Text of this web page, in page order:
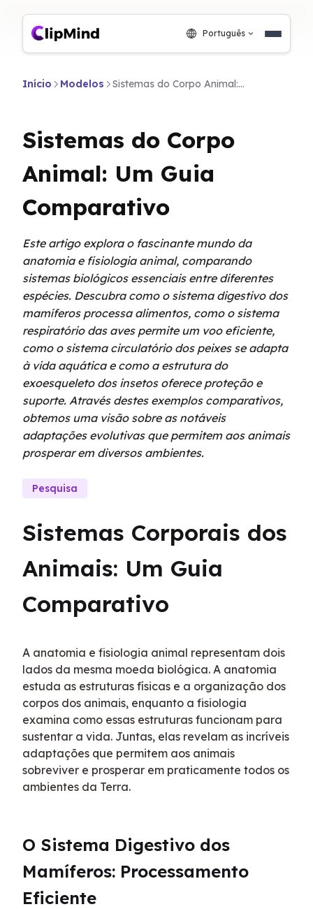
Português
Início Modelos Sistemas do Corpo Animal: Um Guia Comparativo
Sistemas do Corpo
Animal: Um Guia
Comparativo
Este artigo explora o fascinante mundo da
anatomia e fisiologia animal, comparando
sistemas biológicos essenciais entre diferentes
espécies. Descubra como o sistema digestivo dos
mamíferos processa alimentos, como o sistema
respiratório das aves permite um voo eficiente,
como o sistema circulatório dos peixes se adapta
à vida aquática e como a estrutura do
exoesqueleto dos insetos oferece proteção e
suporte. Através destes exemplos comparativos,
obtemos uma visão sobre as notáveis
adaptações evolutivas que permitem aos animais
prosperar em diversos ambientes.
Pesquisa
Sistemas Corporais dos
Animais: Um Guia
Comparativo
A anatomia e fisiologia animal representam dois
lados da mesma moeda biológica. A anatomia
estuda as estruturas físicas e a organização dos
corpos dos animais, enquanto a fisiologia
examina como essas estruturas funcionam para
sustentar a vida. Juntas, elas revelam as incríveis
adaptações que permitem aos animais
sobreviver e prosperar em praticamente todos os
ambientes da Terra.
O Sistema Digestivo dos
Mamíferos: Processamento
Eficiente